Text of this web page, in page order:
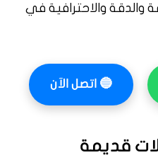
والدقة والاحترافية في
🔵 اتصل الآن
قديمة